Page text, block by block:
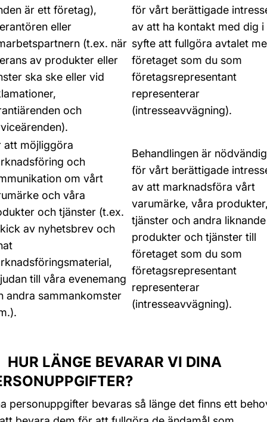
är ett företag),
eller
(t.ex. när
av produkter eller
ska ske eller vid
och
för vårt berättigade
av att ha kontakt med dig i
syfte att fullgöra avtalet
företaget som du som
företagsrepresentant
representerar
(intresseavvägning).
att möjliggöra
och
om vårt
och våra
och tjänster (t.ex.
av nyhetsbrev och
till våra evenemang
andra sammankomster
Behandlingen är nödvändig
för vårt berättigade
av att marknadsföra vårt
varumärke, våra
tjänster och andra liknande
produkter och tjänster till
företaget som du som
företagsrepresentant
representerar
(intresseavvägning).
LÄNGE BEVARAR VI DINA
personuppgifter bevaras så länge det finns ett